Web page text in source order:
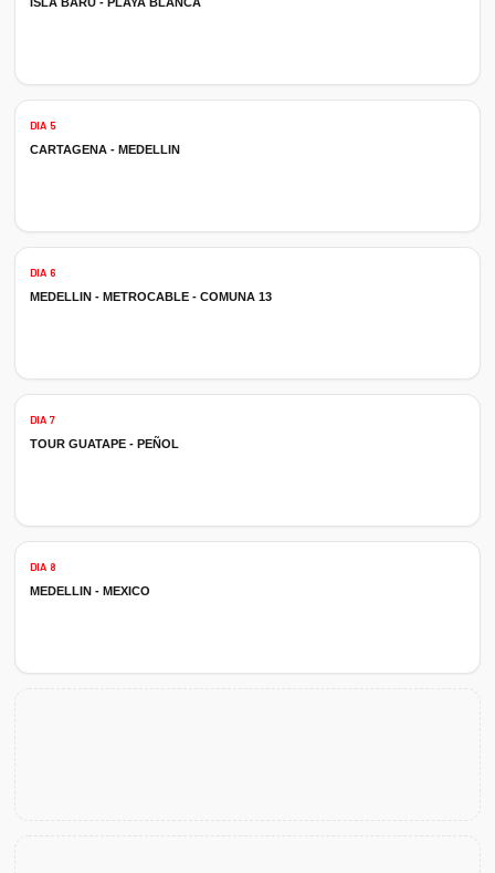
DIA 5
CARTAGENA - MEDELLIN
DIA 6
MEDELLIN - METROCABLE - COMUNA 13
DIA 7
TOUR GUATAPE - PEÑOL
DIA 8
MEDELLIN - MEXICO